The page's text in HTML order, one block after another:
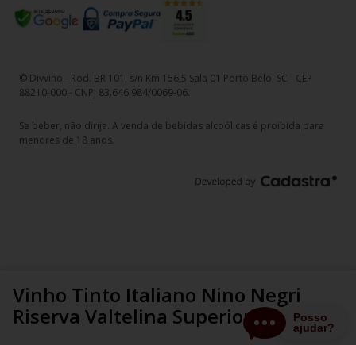
Vinho Tinto Italiano Nino Negri
Riserva Valtelina Superiore D.O.C.G
© Divvino - Rod. BR 101, s/n Km 156,5 Sala 01 Porto Belo, SC - CEP
88210-000 - CNPJ 83.646.984/0069-06.
Se beber, não dirija. A venda de bebidas alcoólicas é proibida para
menores de 18 anos.